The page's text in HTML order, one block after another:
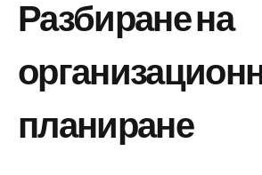
Разбиране на
планиране